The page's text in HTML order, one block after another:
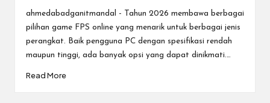
by
ahmedabadganitmandal - Tahun 2026 membawa berbagai
pilihan game FPS online yang menarik untuk berbagai jenis
perangkat. Baik pengguna PC dengan spesifikasi rendah
maupun tinggi, ada banyak opsi yang dapat dinikmati.…
Read More